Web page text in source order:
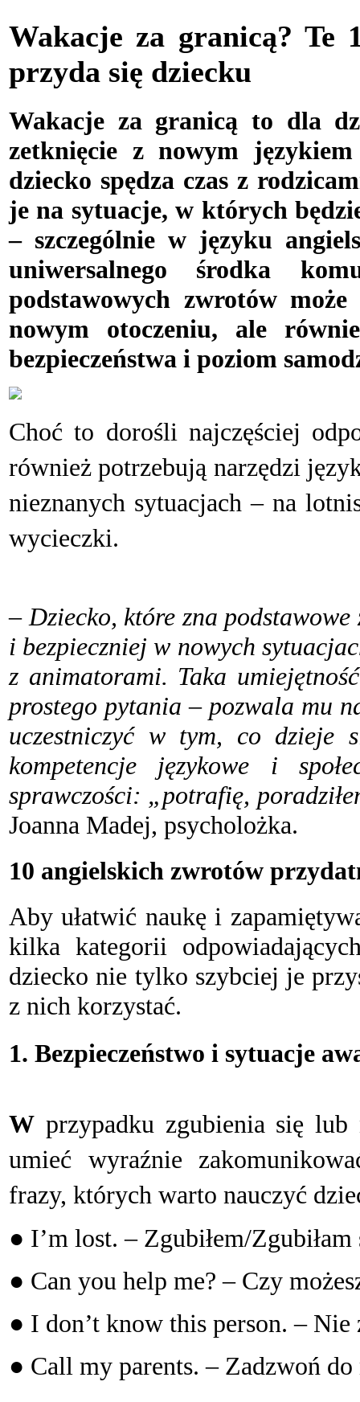
Wakacje za granicą? Te
przyda się dziecku
Wakacje za granicą to dla
zetknięcie z nowym
dziecko spędza czas z
je na sytuacje, w których
– szczególnie w języku
uniwersalnego środka
podstawowych zwrotów
nowym otoczeniu, ale
bezpieczeństwa i poziom
Choć to dorośli najczęściej
również potrzebują narzędzi
nieznanych sytuacjach – na
wycieczki.
– Dziecko, które zna
i bezpieczniej w nowych
z animatorami. Taka
prostego pytania – pozwala mu
uczestniczyć w tym, co dzieje
kompetencje językowe i
sprawczości: „potrafię,
Joanna Madej, psycholożka.
10 angielskich zwrotów
Aby ułatwić naukę i
kilka kategorii
dziecko nie tylko szybciej je
z nich korzystać.
1. Bezpieczeństwo i sytuacje
W przypadku zgubienia się
umieć wyraźnie
frazy, których warto nauczyć
● I’m lost. – Zgubiłem/Zgubiłam
● Can you help me? – Czy
● I don’t know this person. – Nie
● Call my parents. – Zadzwoń